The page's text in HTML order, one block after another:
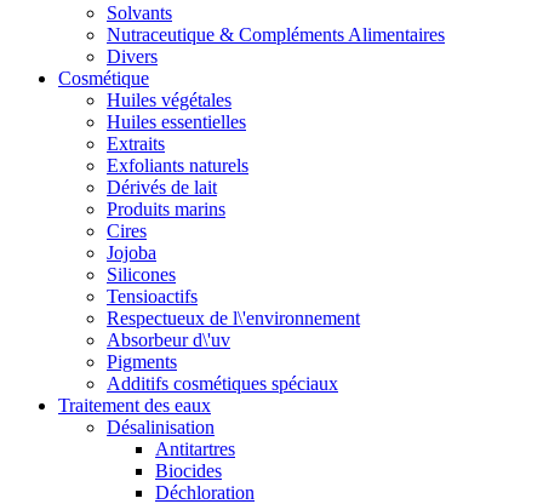
Solvants
Nutraceutique & Compléments Alimentaires
Divers
Cosmétique
Huiles végétales
Huiles essentielles
Extraits
Exfoliants naturels
Dérivés de lait
Produits marins
Cires
Jojoba
Silicones
Tensioactifs
Respectueux de l\'environnement
Absorbeur d\'uv
Pigments
Additifs cosmétiques spéciaux
Traitement des eaux
Désalinisation
Antitartres
Biocides
Déchloration